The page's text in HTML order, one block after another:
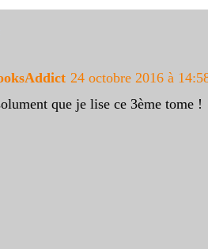
24 octobre 2016 à
que je lise ce 3ème tome !